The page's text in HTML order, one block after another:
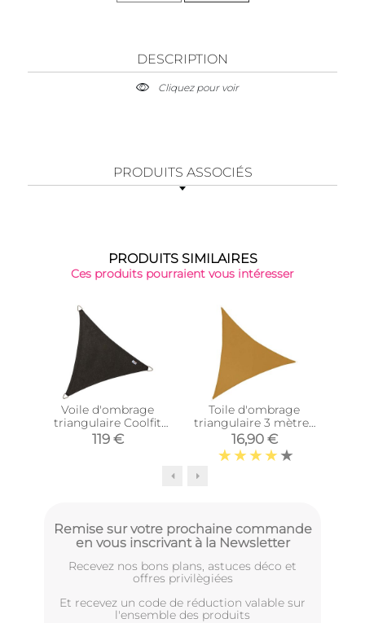
DESCRIPTION
Cliquez pour voir
PRODUITS ASSOCIÉS
PRODUITS SIMILAIRES
Ces produits pourraient vous intéresser
Voile d'ombrage
triangulaire Coolfit
noir (5 x 5 x 5 m)
119 €
Toile d'ombrage
triangulaire 3 mètres
(Ocre)
16,90 €
Remise sur votre prochaine commande
en vous inscrivant à la Newsletter
Recevez nos bons plans, astuces déco et
offres privilègiées
Et recevez un code de réduction valable sur
l'ensemble des produits